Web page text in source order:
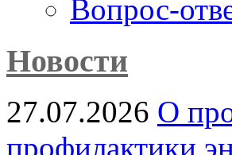
Вопрос-
Новости
27.07.2026 О
профилактики